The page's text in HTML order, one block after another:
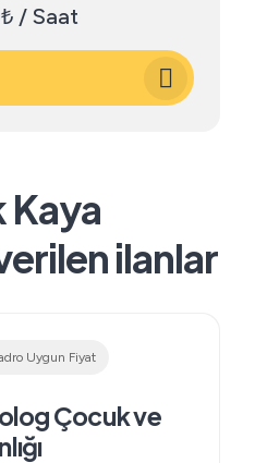
/ Saat
Kaya
ilanlar
Uygun Fiyat
Çocuk ve